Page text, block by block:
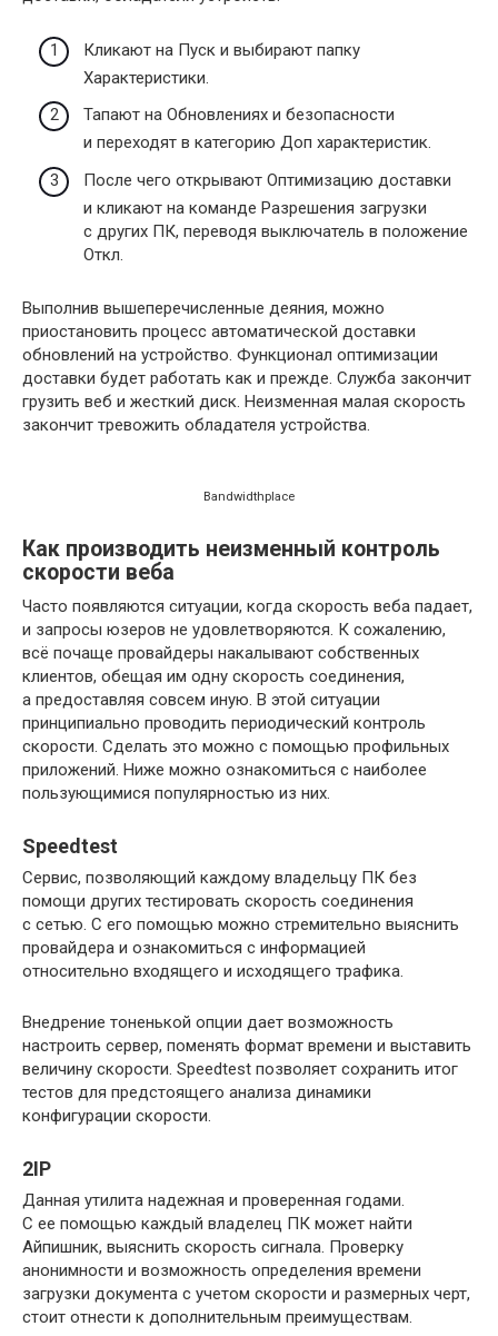
Кликают на Пуск и выбирают папку
Характеристики.
Тапают на Обновлениях и безопасности
и переходят в категорию Доп характеристик.
После чего открывают Оптимизацию доставки
и кликают на команде Разрешения загрузки
с других ПК, переводя выключатель в положение
Откл.
Выполнив вышеперечисленные деяния, можно
приостановить процесс автоматической доставки
обновлений на устройство. Функционал оптимизации
доставки будет работать как и прежде. Служба закончит
грузить веб и жесткий диск. Неизменная малая скорость
закончит тревожить обладателя устройства.
Bandwidthplace
Как производить неизменный контроль
скорости веба
Часто появляются ситуации, когда скорость веба падает,
и запросы юзеров не удовлетворяются. К сожалению,
всё почаще провайдеры накалывают собственных
клиентов, обещая им одну скорость соединения,
а предоставляя совсем иную. В этой ситуации
принципиально проводить периодический контроль
скорости. Сделать это можно с помощью профильных
приложений. Ниже можно ознакомиться с наиболее
пользующимися популярностью из них.
Speedtest
Сервис, позволяющий каждому владельцу ПК без
помощи других тестировать скорость соединения
с сетью. С его помощью можно стремительно выяснить
провайдера и ознакомиться с информацией
относительно входящего и исходящего трафика.
Внедрение тоненькой опции дает возможность
настроить сервер, поменять формат времени и выставить
величину скорости. Speedtest позволяет сохранить итог
тестов для предстоящего анализа динамики
конфигурации скорости.
2IP
Данная утилита надежная и проверенная годами.
С ее помощью каждый владелец ПК может найти
Айпишник, выяснить скорость сигнала. Проверку
анонимности и возможность определения времени
загрузки документа с учетом скорости и размерных черт,
стоит отнести к дополнительным преимуществам.